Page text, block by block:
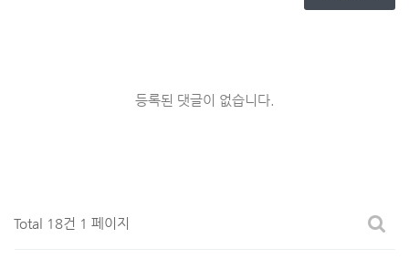
등록된 댓글이 없습니다.
Total 18건 1 페이지